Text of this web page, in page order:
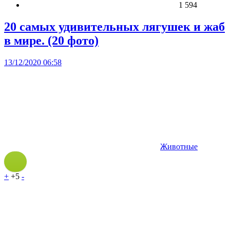
1 594
20 самых удивительных лягушек и жаб
в мире. (20 фото)
13/12/2020 06:58
Животные
+ +5 -